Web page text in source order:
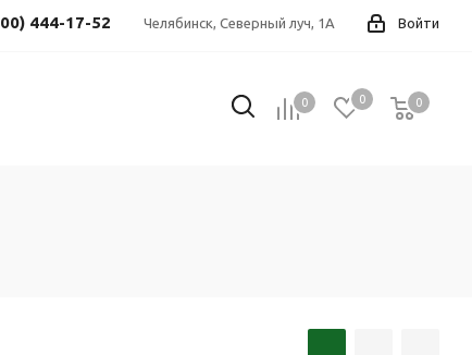
Войти
Челябинск, Северный луч, 1А
444-17-52
0 0 0
0